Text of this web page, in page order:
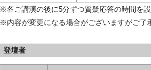
※各ご講演の後に5分ずつ質疑応答の時間を設
※内容が変更になる場合がございますがご了
登壇者